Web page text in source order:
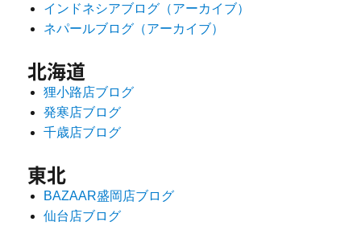
インドネシアブログ（アーカイブ）
ネパールブログ（アーカイブ）
北海道
狸小路店ブログ
発寒店ブログ
千歳店ブログ
東北
BAZAAR盛岡店ブログ
仙台店ブログ